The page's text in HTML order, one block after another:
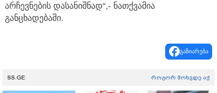
არჩევნების დასანიშნად“,- ნათქვამია
განცხადებაში.
გაზიარება
SS.GE როგორ მოხვდე აქ